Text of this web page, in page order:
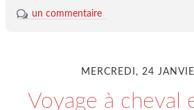
un commentaire
MERCREDI, 24
Voyage à cheval